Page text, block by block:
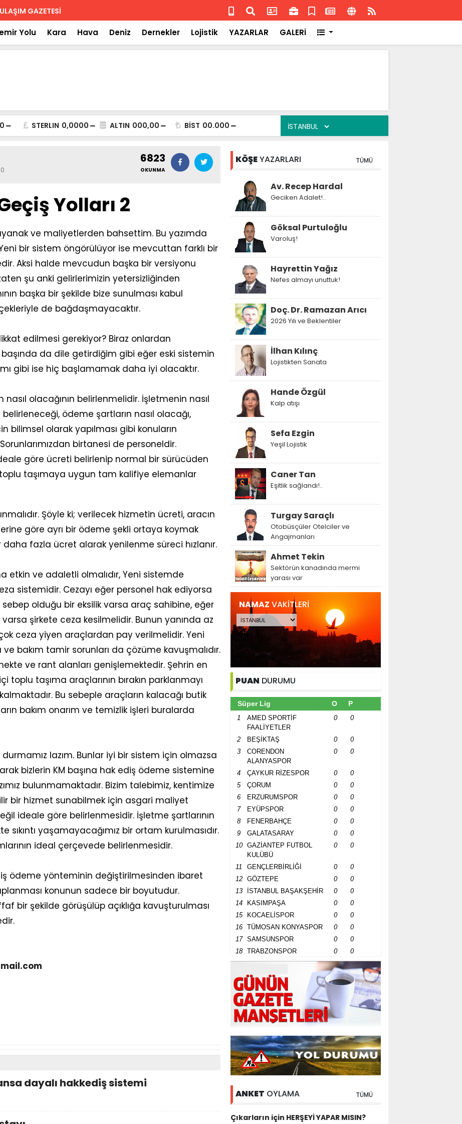
iade Isuzu'nun Fransa'daki başarısı
Yolu Kara Hava Deniz Dernekler Lojistik YAZARLAR GALERİ
STERLIN 0,0000 ALTIN 000,00 BİST 00.000
6823
OKUNMA
Yolları 2
ve maliyetlerden bahsettim. Bu yazımda
bir sistem öngörülüyor ise mevcuttan farklı bir
Aksi halde mevcudun başka bir versiyonu
şu anki gelirlerimizin yetersizliğinden
başka bir şekilde bize sunulması kabul
de bağdaşmayacaktır.
edilmesi gerekiyor? Biraz onlardan
başında da dile getirdiğim gibi eğer eski sistemin
gibi ise hiç başlamamak daha iyi olacaktır.
olacağının belirlenmelidir. İşletmenin nasıl
belirleneceği, ödeme şartların nasıl olacağı,
bilimsel olarak yapılması gibi konuların
birtanesi de personeldir.
göre ücreti belirlenip normal bir sürücüden
taşımaya uygun tam kalifiye elemanlar
Şöyle ki; verilecek hizmetin ücreti, aracın
göre ayrı bir ödeme şekli ortaya koymak
daha fazla ücret alarak yenilenme süreci hızlanır.
etkin ve adaletli olmalıdır, Yeni sistemde
sistemidir. Cezayı eğer personel hak ediyorsa
olduğu bir eksilik varsa araç sahibine, eğer
varsa şirkete ceza kesilmelidir. Bunun yanında az
ceza yiyen araçlardan pay verilmelidir. Yeni
bakım tamir sorunları da çözüme kavuşmalıdır.
ve rant alanları genişlemektedir. Şehrin en
toplu taşıma araçlarının bırakın parklanmayı
Bu sebeple araçların kalacağı butik
bakım onarım ve temizlik işleri buralarda
lazım. Bunlar iyi bir sistem için olmazsa
bizlerin KM başına hak ediş ödeme sistemine
bulunmamaktadır. Bizim talebimiz, kentimize
bir hizmet sunabilmek için asgari maliyet
ideale göre belirlenmesidir. İşletme şartlarının
yaşamayacağımız bir ortam kurulmasıdır.
ideal çerçevede belirlenmesidir.
ödeme yönteminin değiştirilmesinden ibaret
konunun sadece bir boyutudur.
bir şekilde görüşülüp açıklığa kavuşturulması
dayalı hakkediş sistemi
KÖŞEYAZARLARI TÜMÜ
Av. Recep Hardal
Geciken Adalet!..
Göksal Purtuloğlu
Varoluş!
Hayrettin Yağız
Nefes almayı unuttuk!
Doç. Dr. Ramazan Arıcı
2026 Yılı ve Beklentiler
İlhan Kılınç
Lojistikten Sanata
Hande Özgül
Kalp atışı
Sefa Ezgin
Yeşil Lojistik
Caner Tan
Eşitlik sağlandı!..
Turgay Saraçlı
Otobüsçüler Otelciler ve
Angajmanları
Ahmet Tekin
Sektörün kanadında mermi
yarası var
NAMAZ VAKİTLERİ
PUAN DURUMU
Süper Lig O P
1
AMED SPORTİF
FAALİYETLER
0 0
2 BEŞİKTAŞ 0
0
3
CORENDON
ALANYASPOR
0 0
4 ÇAYKUR RİZESPOR 0
0
5
ÇORUM 0
0
6
ERZURUMSPOR 0
0
7
EYÜPSPOR 0
0
8
FENERBAHÇE 0
0
9
GALATASARAY 0
0
10
GAZİANTEP FUTBOL
KULÜBÜ
0 0
11 GENÇLERBİRLİĞİ 0
0
12
GÖZTEPE 0
0
13
İSTANBUL BAŞAKŞEHİR 0
0
14
KASIMPAŞA 0
0
15
KOCAELİSPOR 0
0
16
TÜMOSAN KONYASPOR 0
0
17
SAMSUNSPOR 0
0
18
TRABZONSPOR 0 0
ANKET OYLAMA TÜMÜ
Çıkarların için HERŞEYİ YAPAR MISIN?